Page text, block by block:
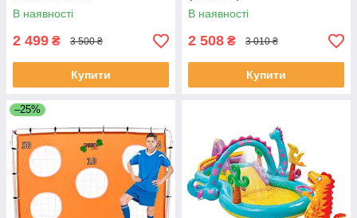
В наявності
2 499 ₴ 3 500 ₴
Купити
В наявності
2 508 ₴ 3 010 ₴
Купити
–25%